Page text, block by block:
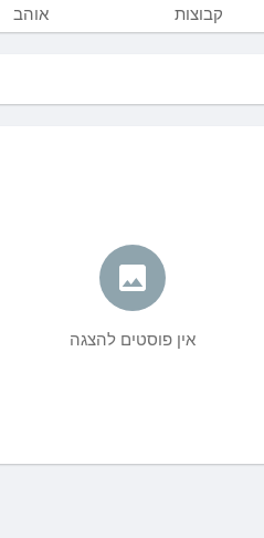
קבוצות אוהב
אין פוסטים להצגה